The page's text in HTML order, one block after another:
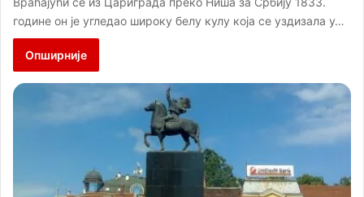
године он је угледао широку белу кулу која се уздизала у…
Опширније